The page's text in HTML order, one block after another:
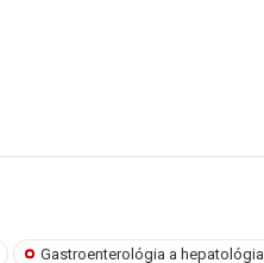
Gastroenterológia a hepatológia